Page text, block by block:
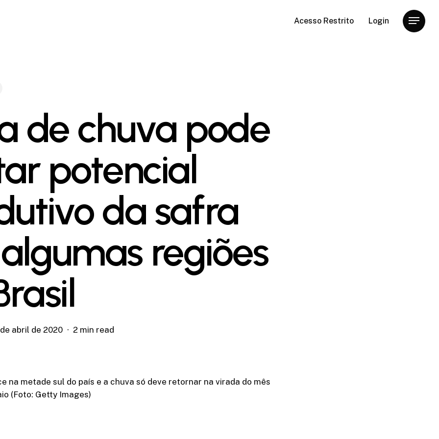
Acesso Restrito Login Menu
de chuva pode
potencial
da safra
regiões
abril de 2020 2 min read
na metade sul do país e a chuva só deve retornar na virada do mês
(Foto: Getty Images)